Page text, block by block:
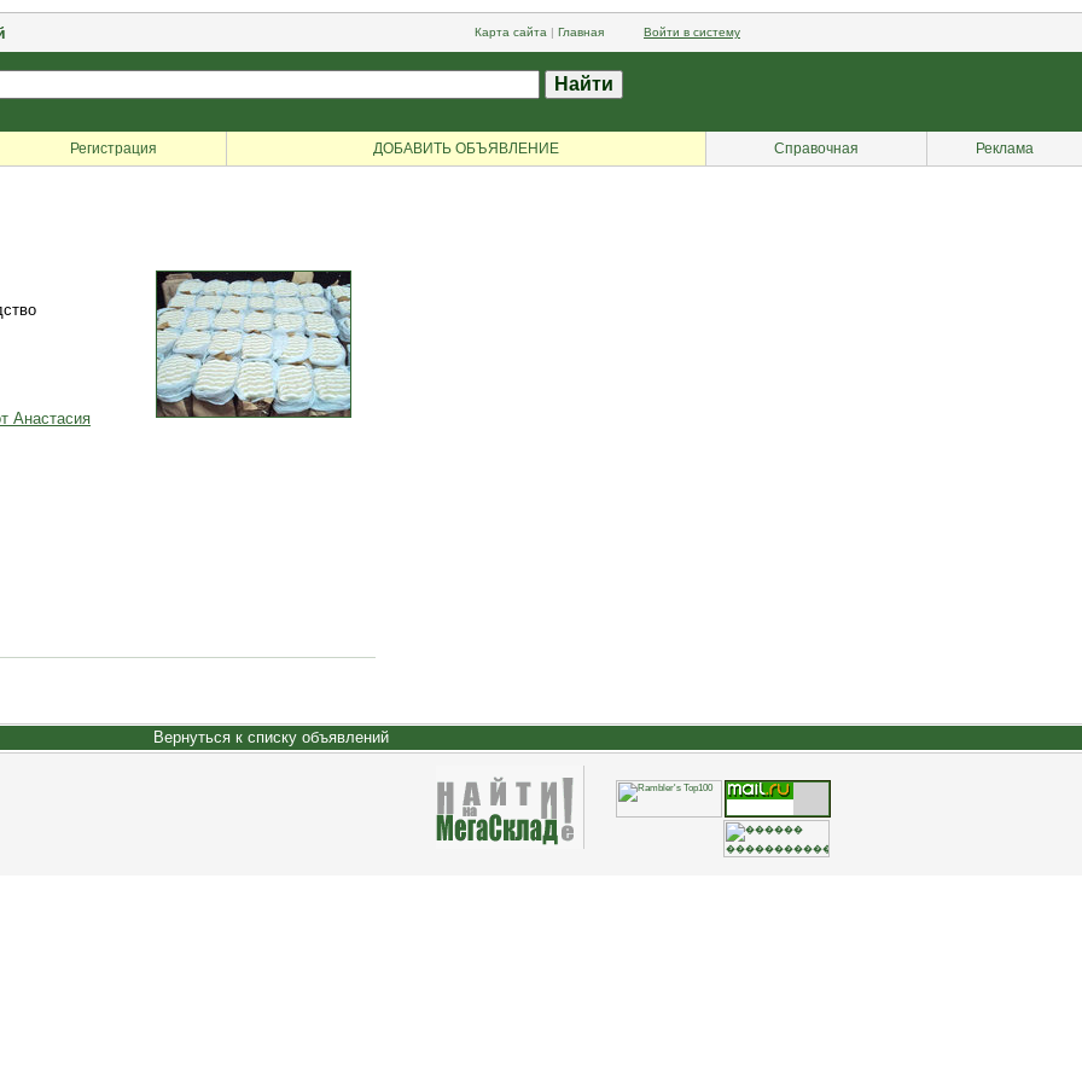
Карта сайта | Главная Войти в систему
Регистрация ДОБАВИТЬ ОБЪЯВЛЕНИЕ Справочная Реклама
Анастасия
Вернуться к списку объявлений